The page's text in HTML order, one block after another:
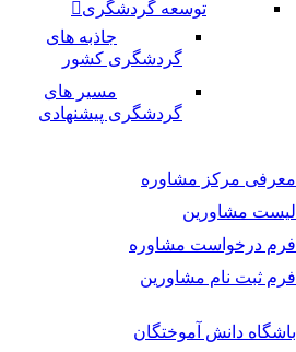
توسعه گردشگری
جاذبه های
گردشگری کشور
مسیر های
گردشگری پیشنهادی
معرفی مرکز مشاوره
لیست مشاورین
فرم درخواست مشاوره
فرم ثبت نام مشاورین
باشگاه دانش آموختگان